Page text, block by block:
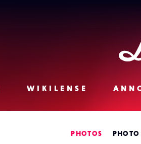
WIKILENSE
PHOTOS